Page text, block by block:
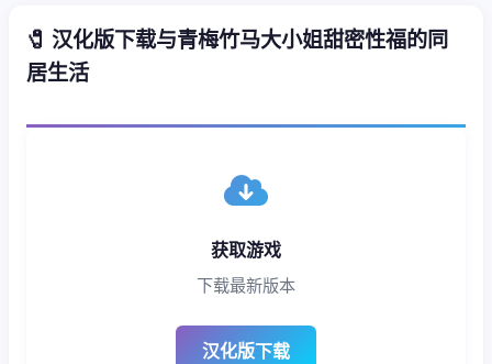
🧷 汉化版下载与青梅竹马大小姐甜密性福的同
居生活
获取游戏
下载最新版本
汉化版下载